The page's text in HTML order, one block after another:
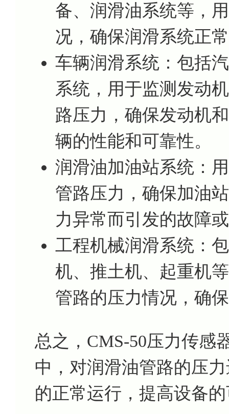
备、润滑油系统等，
况，确保润滑系统正
车辆润滑系统：包括
系统，用于监测发动
路压力，确保发动机
辆的性能和可靠性。
润滑油加油站系统：
管路压力，确保加油
力异常而引发的故障
工程机械润滑系统：
机、推土机、起重机
管路的压力情况，确
总之，CMS-50压力传感
中，对润滑油管路的压
的正常运行，提高设备